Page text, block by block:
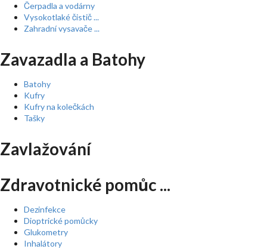
Čerpadla a vodárny
Vysokotlaké čistič ...
Zahradní vysavače ...
Zavazadla a Batohy
Batohy
Kufry
Kufry na kolečkách
Tašky
Zavlažování
Zdravotnické pomůc ...
Dezinfekce
Dioptrické pomůcky
Glukometry
Inhalátory